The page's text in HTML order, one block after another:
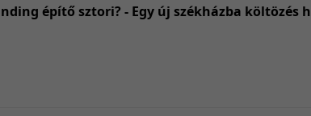
Kezdés/
10 tétel/oldal
építő sztori? - Egy új székházba